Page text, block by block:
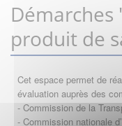
produit de
Cet espace permet de
évaluation auprès des
- Commission de la
- Commission nationale